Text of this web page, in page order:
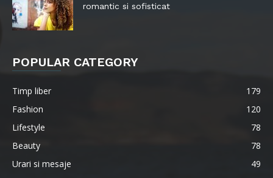
romantic si sofisticat
POPULAR CATEGORY
Timp liber
179
Fashion
120
Lifestyle
78
Beauty
78
Urari si mesaje
49